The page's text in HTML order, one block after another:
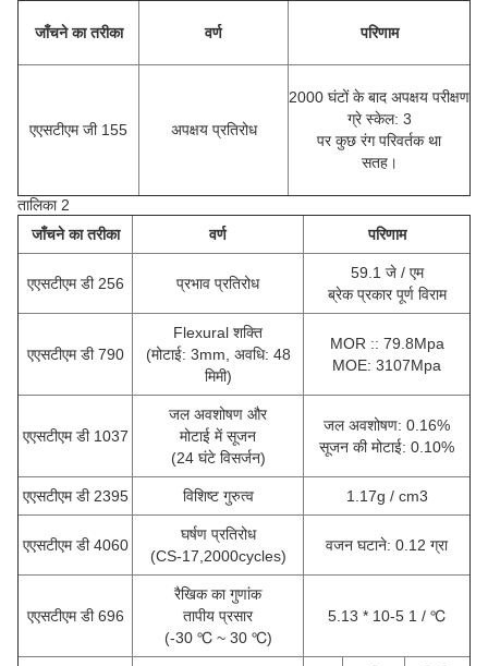
जाँचने का तरीका वर्ण परिणाम
एएसटीएम जी 155 अपक्षय प्रतिरोध
2000 घंटों के बाद अपक्षय परीक्षण
ग्रे स्केल: 3
पर कुछ रंग परिवर्तक था
सतह।
तालिका 2
जाँचने का तरीका
वर्ण परिणाम
एएसटीएम डी 256 प्रभाव प्रतिरोध
59.1 जे / एम
ब्रेक प्रकार पूर्ण विराम
एएसटीएम डी 790
Flexural शक्ति
(मोटाई: 3mm, अवधि: 48
मिमी)
MOR :: 79.8Mpa
MOE: 3107Mpa
एएसटीएम डी 1037
जल अवशोषण और
मोटाई में सूजन
(24 घंटे विसर्जन)
जल अवशोषण: 0.16%
सूजन की मोटाई: 0.10%
एएसटीएम डी 2395 विशिष्ट गुरुत्व 1.17g / cm3
एएसटीएम डी 4060
घर्षण प्रतिरोध
(CS-17,2000cycles)
वजन घटाने: 0.12 ग्रा
एएसटीएम डी 696
रैखिक का गुणांक
तापीय प्रसार
(-30 ℃ ~ 30 ℃)
5.13 * 10-5 1 / ℃